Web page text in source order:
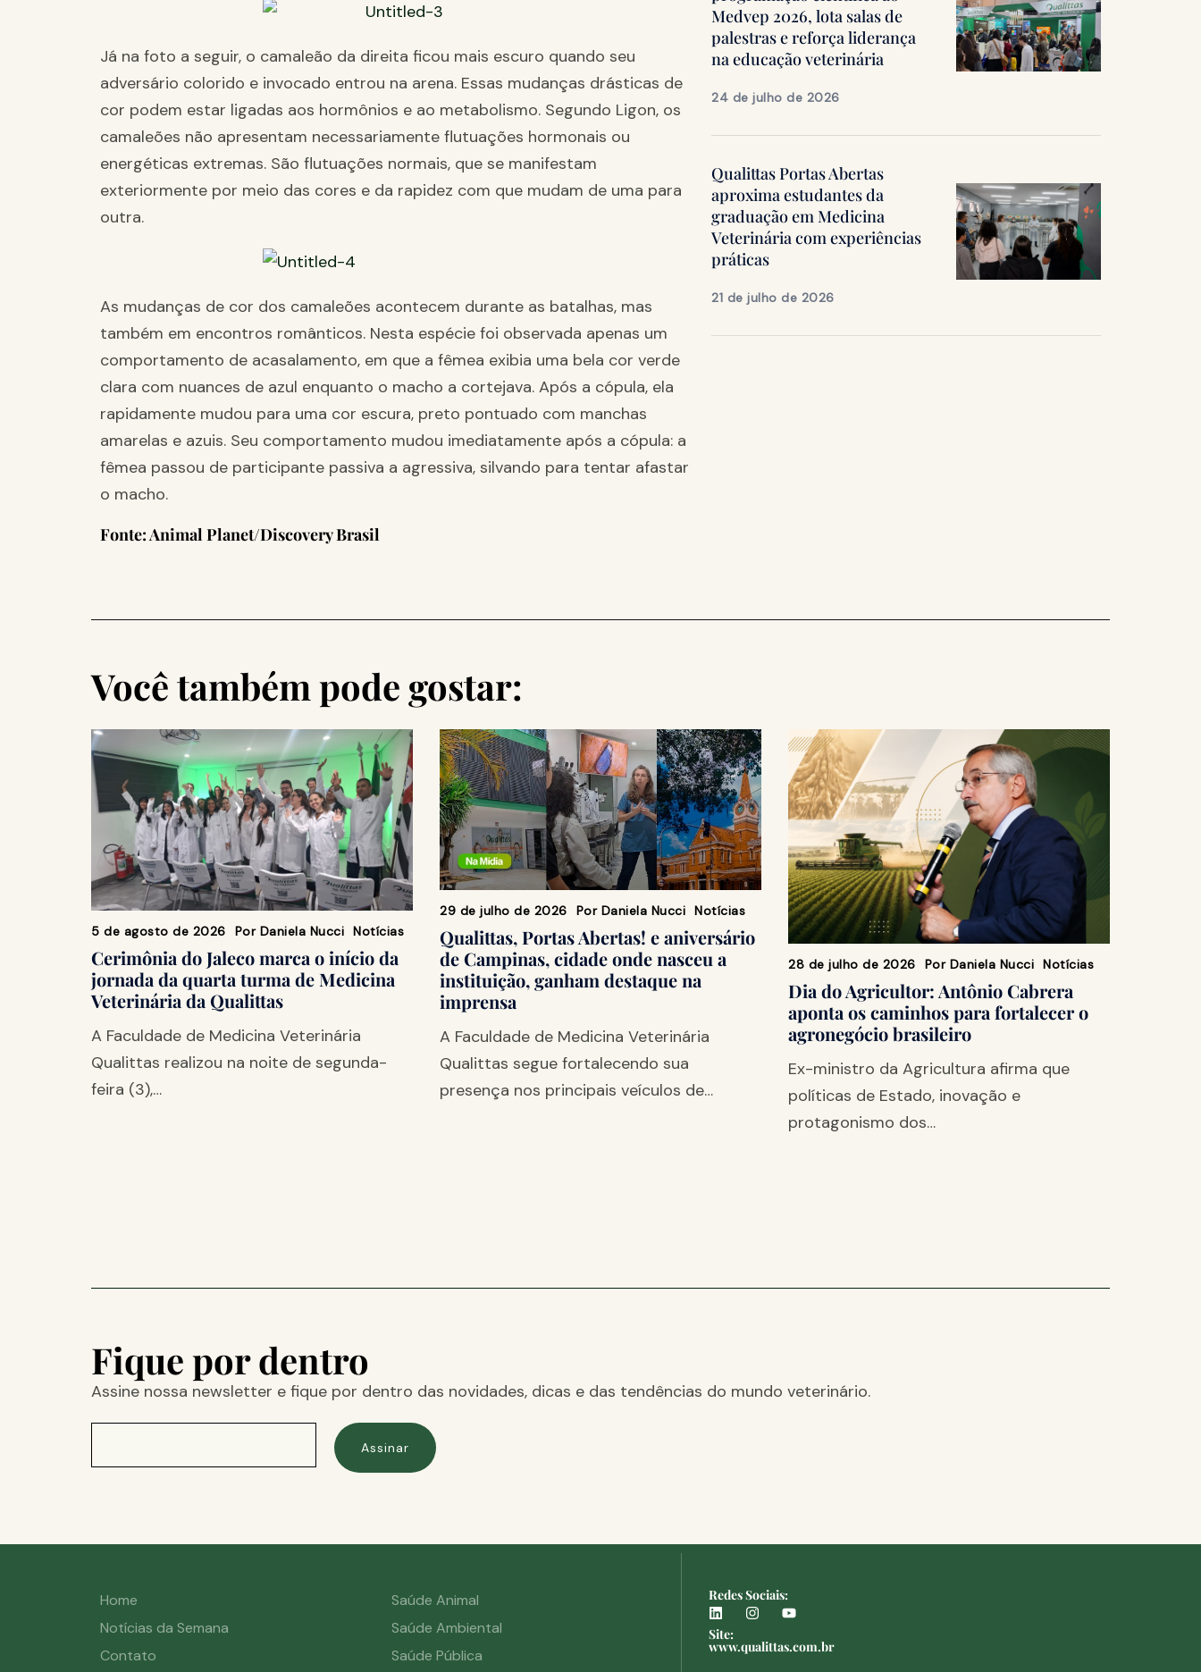
Já na foto a seguir, o camaleão da direita ficou mais escuro quando seu
adversário colorido e invocado entrou na arena. Essas mudanças drásticas de
cor podem estar ligadas aos hormônios e ao metabolismo. Segundo Ligon, os
camaleões não apresentam necessariamente flutuações hormonais ou
energéticas extremas. São flutuações normais, que se manifestam
exteriormente por meio das cores e da rapidez com que mudam de uma para
outra.
As mudanças de cor dos camaleões acontecem durante as batalhas, mas
também em encontros românticos. Nesta espécie foi observada apenas um
comportamento de acasalamento, em que a fêmea exibia uma bela cor verde
clara com nuances de azul enquanto o macho a cortejava. Após a cópula, ela
rapidamente mudou para uma cor escura, preto pontuado com manchas
amarelas e azuis. Seu comportamento mudou imediatamente após a cópula: a
fêmea passou de participante passiva a agressiva, silvando para tentar afastar
o macho.
Fonte: Animal Planet/Discovery Brasil
Medvep 2026, lota salas de
palestras e reforça liderança
na educação veterinária
24 de julho de 2026
Qualittas Portas Abertas
aproxima estudantes da
graduação em Medicina
Veterinária com experiências
práticas
21 de julho de 2026
Você também pode gostar:
5 de agosto de 2026 Por Daniela Nucci Notícias
Cerimônia do Jaleco marca o início da
jornada da quarta turma de Medicina
Veterinária da Qualittas
A Faculdade de Medicina Veterinária
Qualittas realizou na noite de segunda-
feira (3),…
29 de julho de 2026 Por Daniela Nucci Notícias
Qualittas, Portas Abertas! e aniversário
de Campinas, cidade onde nasceu a
instituição, ganham destaque na
imprensa
A Faculdade de Medicina Veterinária
Qualittas segue fortalecendo sua
presença nos principais veículos de…
28 de julho de 2026 Por Daniela Nucci Notícias
Dia do Agricultor: Antônio Cabrera
aponta os caminhos para fortalecer o
agronegócio brasileiro
Ex-ministro da Agricultura afirma que
políticas de Estado, inovação e
protagonismo dos…
Fique por dentro
Assine nossa newsletter e fique por dentro das novidades, dicas e das tendências do mundo veterinário.
Assinar
Home
Notícias da Semana
Contato
Saúde Animal
Saúde Ambiental
Saúde Pública
Redes Sociais:
Site:
www.qualittas.com.br